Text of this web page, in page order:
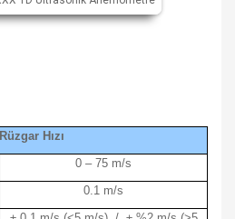
Rüzgar Hızı
0 – 75 m/s
0.1 m/s